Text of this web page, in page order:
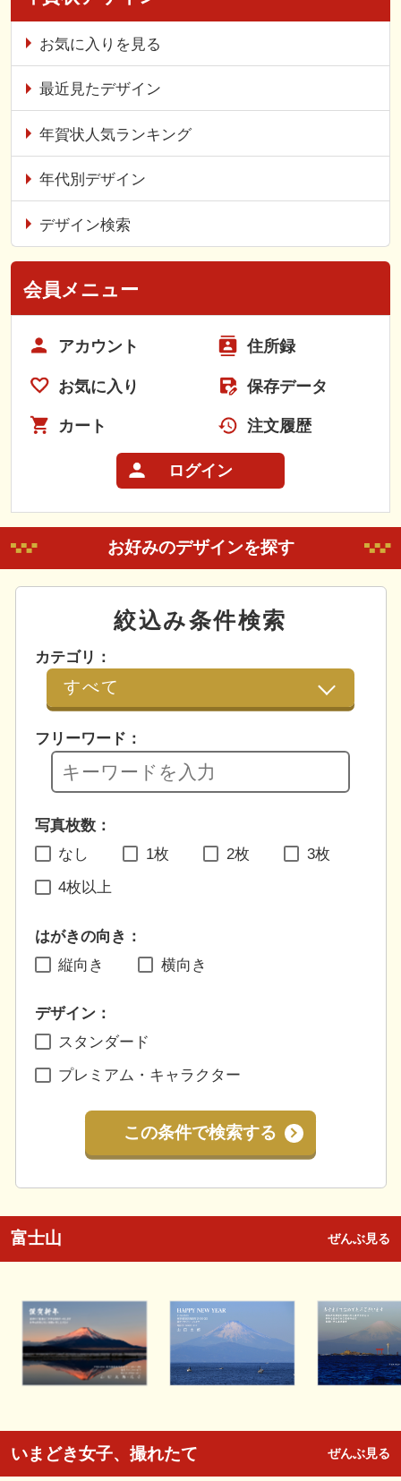
お気に入りを見る
最近見たデザイン
年賀状人気ランキング
年代別デザイン
デザイン検索
会員メニュー
アカウント 住所録
お気に入り 保存データ
カート 注文履歴
ログイン
お好みのデザインを探す
絞込み条件検索
カテゴリ：
フリーワード：
写真枚数：
なし
1枚 2枚 3枚
4枚以上
はがきの向き：
縦向き
横向き
デザイン：
スタンダード
プレミアム・キャラクター
この条件で検索する
富士山 ぜんぶ見る
いまどき女子、撮れたて ぜんぶ見る